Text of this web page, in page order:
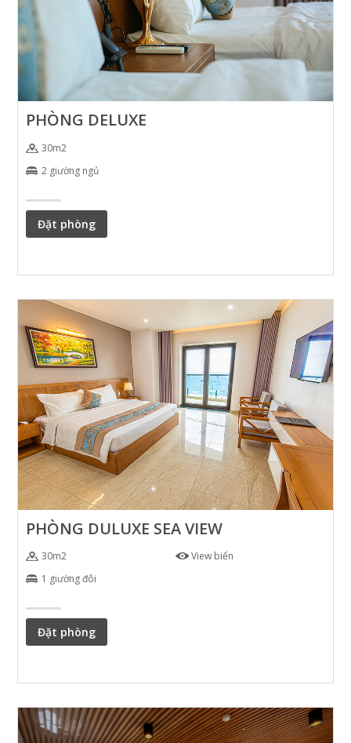
PHÒNG DELUXE
30m2
2 giường ngủ
Đặt phòng
PHÒNG DULUXE SEA VIEW
30m2
View biển
1 giường đôi
Đặt phòng